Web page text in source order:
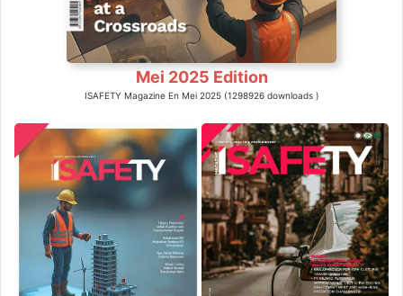
Mei 2025 Edition
ISAFETY Magazine En Mei 2025 (1298926 downloads )